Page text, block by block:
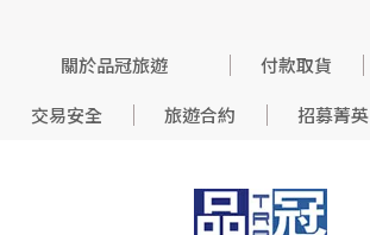
關於品冠旅遊 付款取貨
交易安全
旅遊合約 招募菁英